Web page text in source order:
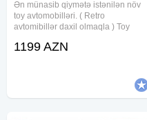
Ən münasib qiymətə istənilən növ
toy avtomobilləri. ( Retro
avtomibillər daxil olmaqla ) Toy
avtomobillərin bəzədilməsi: Toy,
1199 AZN